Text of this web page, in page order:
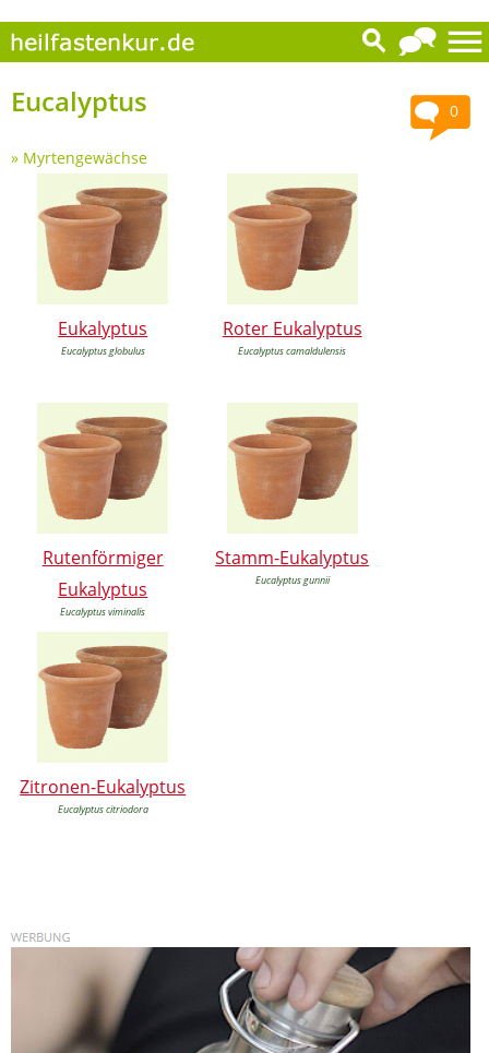
0
Eucalyptus
» Myrtengewächse
Eukalyptus
Eucalyptus globulus
Roter Eukalyptus
Eucalyptus camaldulensis
Rutenförmiger
Eukalyptus
Eucalyptus viminalis
Stamm-Eukalyptus
Eucalyptus gunnii
Zitronen-Eukalyptus
Eucalyptus citriodora